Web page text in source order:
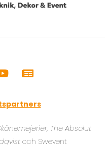
The Absolut
och Swevent